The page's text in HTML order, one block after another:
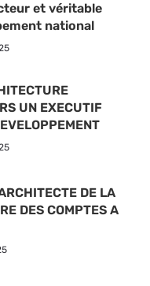
et véritable
national
UN EXECUTIF
DE LA
DES COMPTES A